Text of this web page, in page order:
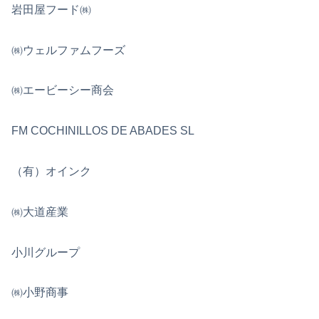
岩田屋フード㈱
㈱ウェルファムフーズ
㈱エービーシー商会
FM COCHINILLOS DE ABADES SL
（有）オインク
㈱大道産業
小川グループ
㈱小野商事